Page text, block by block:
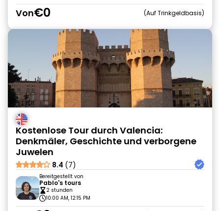
Von€0 Auf Trinkgeldbasis
Kostenlose Tour durch Valencia:
Denkmäler, Geschichte und verborgene
Juwelen
8.4 (7)
Bereitgestellt von
Pablo's tours
2 stunden
10:00 AM, 12:15 PM